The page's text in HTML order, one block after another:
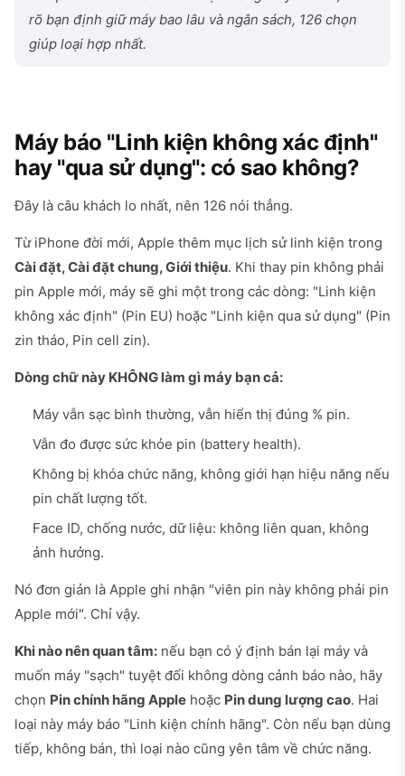
rõ bạn định giữ máy bao lâu và ngân sách, 126 chọn
giúp loại hợp nhất.
Máy báo "Linh kiện không xác định"
hay "qua sử dụng": có sao không?
Đây là câu khách lo nhất, nên 126 nói thẳng.
Từ iPhone đời mới, Apple thêm mục lịch sử linh kiện trong
Cài đặt, Cài đặt chung, Giới thiệu. Khi thay pin không phải
pin Apple mới, máy sẽ ghi một trong các dòng: "Linh kiện
không xác định" (Pin EU) hoặc "Linh kiện qua sử dụng" (Pin
zin tháo, Pin cell zin).
Dòng chữ này KHÔNG làm gì máy bạn cả:
Máy vẫn sạc bình thường, vẫn hiển thị đúng % pin.
Vẫn đo được sức khỏe pin (battery health).
Không bị khóa chức năng, không giới hạn hiệu năng nếu
pin chất lượng tốt.
Face ID, chống nước, dữ liệu: không liên quan, không
ảnh hưởng.
Nó đơn giản là Apple ghi nhận "viên pin này không phải pin
Apple mới". Chỉ vậy.
Khi nào nên quan tâm: nếu bạn có ý định bán lại máy và
muốn máy "sạch" tuyệt đối không dòng cảnh báo nào, hãy
chọn Pin chính hãng Apple hoặc Pin dung lượng cao. Hai
loại này máy báo "Linh kiện chính hãng". Còn nếu bạn dùng
tiếp, không bán, thì loại nào cũng yên tâm về chức năng.